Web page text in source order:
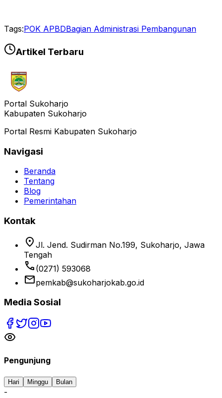
Tags:POK APBDBagian Administrasi Pembangunan
Artikel Terbaru
Portal Sukoharjo
Kabupaten Sukoharjo
Portal Resmi Kabupaten Sukoharjo
Navigasi
Beranda
Tentang
Blog
Pemerintahan
Kontak
location_on Jl. Jend. Sudirman No.199, Sukoharjo, Jawa
Tengah
phone (0271) 593068
emailpemkab@sukoharjokab.go.id
Media Sosial
Pengunjung
Hari Minggu Bulan
-